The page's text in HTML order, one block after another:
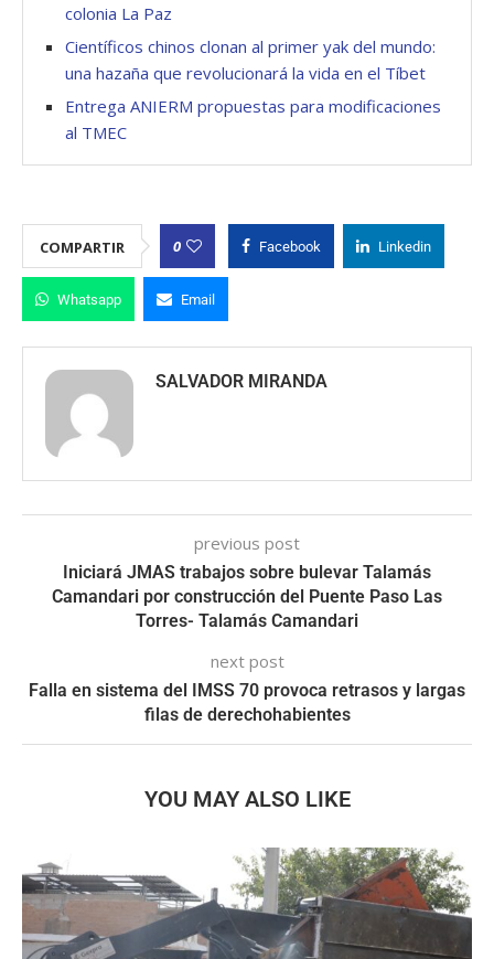
colonia La Paz
Científicos chinos clonan al primer yak del mundo:
una hazaña que revolucionará la vida en el Tíbet
Entrega ANIERM propuestas para modificaciones
al TMEC
COMPARTIR 0 Facebook Linkedin
Whatsapp Email
SALVADOR MIRANDA
previous post
Iniciará JMAS trabajos sobre bulevar Talamás
Camandari por construcción del Puente Paso Las
Torres- Talamás Camandari
next post
Falla en sistema del IMSS 70 provoca retrasos y largas
filas de derechohabientes
YOU MAY ALSO LIKE